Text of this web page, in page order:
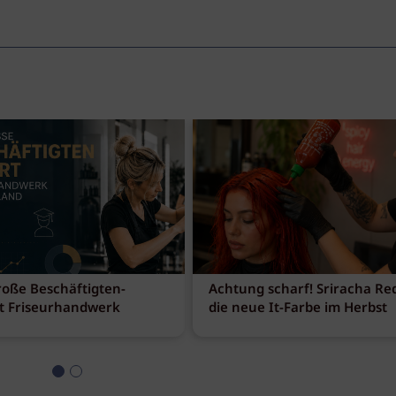
Beschäftigten-
Friseurhandwerk
Achtung scharf! Sriracha
die neue It-Farbe im Herbst